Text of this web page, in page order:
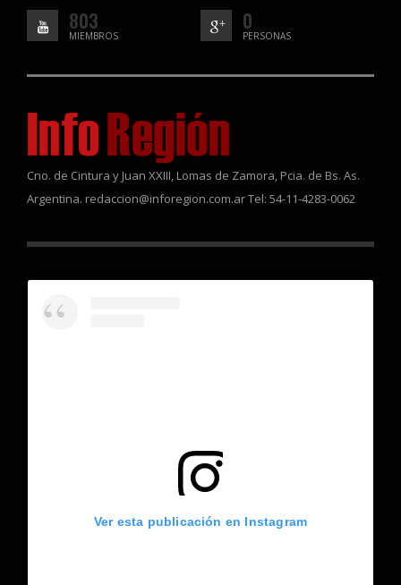
803
MIEMBROS
0
PERSONAS
Cno. de Cintura y Juan XXIII, Lomas de Zamora, Pcia. de Bs. As.
Argentina. redaccion@inforegion.com.ar Tel: 54-11-4283-0062
Ver esta publicación en Instagram